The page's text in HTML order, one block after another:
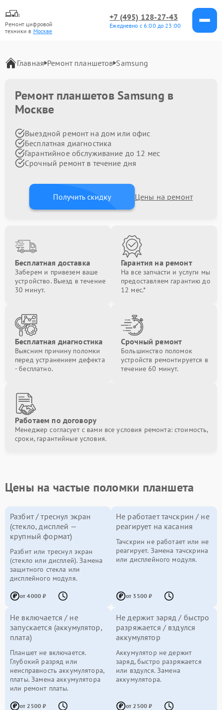
Ремонт цифровой
техники в Москве
+7 (495) 128-27-43
Ежедневно с 6:00 до 23:00
Главная Ремонт планшетов Samsung
Ремонт планшетов Samsung в
Москве
Выездной ремонт на дом или офис
Бесплатная диагностика
Гарантийное обслуживание до 12 мес
Срочный ремонт в течение дня
Получить скидку Цены на ремонт
Бесплатная доставка
Заберем и привезем ваше
устройство. Выезд в течение
30 минут.
Гарантия на ремонт
На все запчасти и услуги мы
предоставляем гарантию до
12 мес.*
Бесплатная диагностика
Выясним причину поломки
перед устранением дефекта
- бесплатно.
Срочный ремонт
Большинство поломок
устройств ремонтируется в
течение 60 минут.
Работаем по договору
Менеджер согласует с вами все условия ремонта: стоимость,
сроки, гарантийные условия.
Цены на частые поломки планшета
Разбит / треснул экран
(стекло, дисплей —
крупный формат)
Разбит или треснул экран
(стекло или дисплей). Замена
защитного стекла или
дисплейного модуля.
от 4000 ₽
Не работает тачскрин / не
реагирует на касания
Тачскрин не работает или не
реагирует. Замена тачскрина
или дисплейного модуля.
от 3500 ₽
Не включается / не
запускается (аккумулятор,
плата)
Планшет не включается.
Глубокий разряд или
неисправность аккумулятора,
платы. Замена аккумулятора
или ремонт платы.
от 2500 ₽
Не держит заряд / быстро
разряжается / вздулся
аккумулятор
Аккумулятор не держит
заряд, быстро разряжается
или вздулся. Замена
аккумулятора.
от 2500 ₽